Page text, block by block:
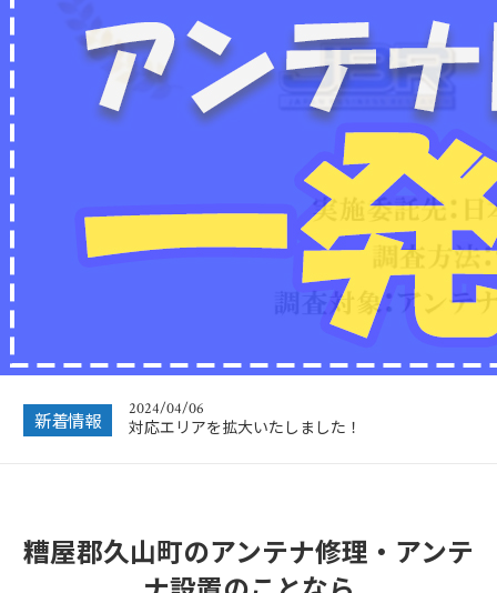
新着情報
2022/07/04
フリーボイス（0120番号）への発信につきまし
て
対応エリアを拡大いたしました！
2023/12/27
2022/07/04
フリーボイス（0120番号）への発信につきまし
糟屋郡久山町のアンテナ修理・アンテ